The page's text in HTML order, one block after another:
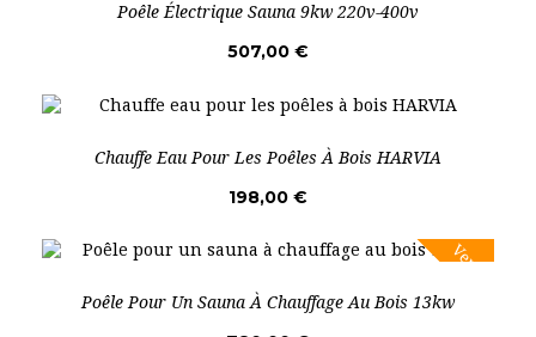
Poêle Électrique Sauna 9kw 220v-400v
507,00 €
Chauffe Eau Pour Les Poêles À Bois HARVIA
198,00 €
Vente!
Poêle Pour Un Sauna À Chauffage Au Bois 13kw